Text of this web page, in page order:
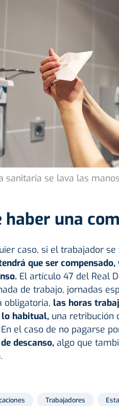
sanitaria se lava las
haber una
caso, si el trabajador
que ser
El artículo 47 del Real
de trabajo, jornadas
obligatoria, las horas
habitual,una retribución
el caso de no pagarse
descanso,algo que
Trabajadores